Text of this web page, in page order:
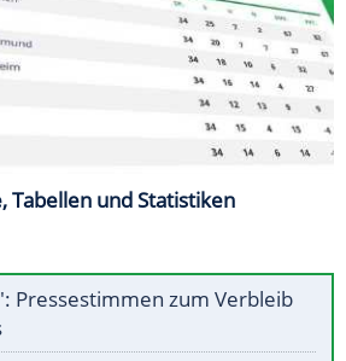
Tabellen und Statistiken
Pressestimmen zum Verbleib